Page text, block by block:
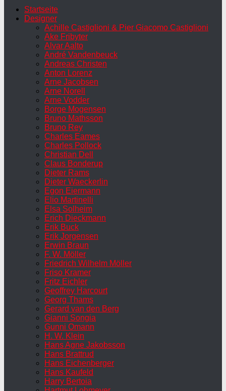
Startseite
Designer
Achille Castiglioni & Pier Giacomo Castiglioni
Ake Fribyter
Alvar Aalto
André Vandenbeuck
Andreas Christen
Anton Lorenz
Arne Jacobsen
Arne Norell
Arne Vodder
Borge Mogensen
Bruno Mathsson
Bruno Rey
Charles Eames
Charles Pollock
Christian Dell
Claus Bonderup
Dieter Rams
Dieter Waeckerlin
Egon Eiermann
Elio Martinelli
Elsa Solheim
Erich Dieckmann
Erik Buck
Erik Jorgensen
Erwin Braun
F. W. Möller
Friedrich Wilhelm Möller
Friso Kramer
Fritz Eichler
Geoffrey Harcourt
Georg Thams
Gerard van den Berg
Gianni Songia
Gunni Omann
H. W. Klein
Hans Agne Jakobsson
Hans Brattrud
Hans Eichenberger
Hans Kaufeld
Harry Bertoia